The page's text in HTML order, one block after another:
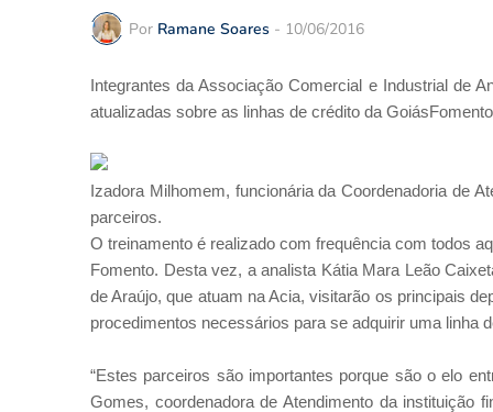
Por Ramane Soares - 10/06/2016
Integrantes da Associação Comercial e Industrial de
atualizadas sobre as linhas de crédito da GoiásFomento
Izadora Milhomem, funcionária da Coordenadoria de
parceiros.
​O treinamento é realizado com frequência com todos
Fomento. Desta vez, a analista Kátia Mara Leão
de Araújo, que atuam na Acia, visitarão os principais
procedimentos necessários para se adquirir uma linha
“Estes parceiros são importantes porque são o elo
Gomes, coordenadora de Atendimento da instituição